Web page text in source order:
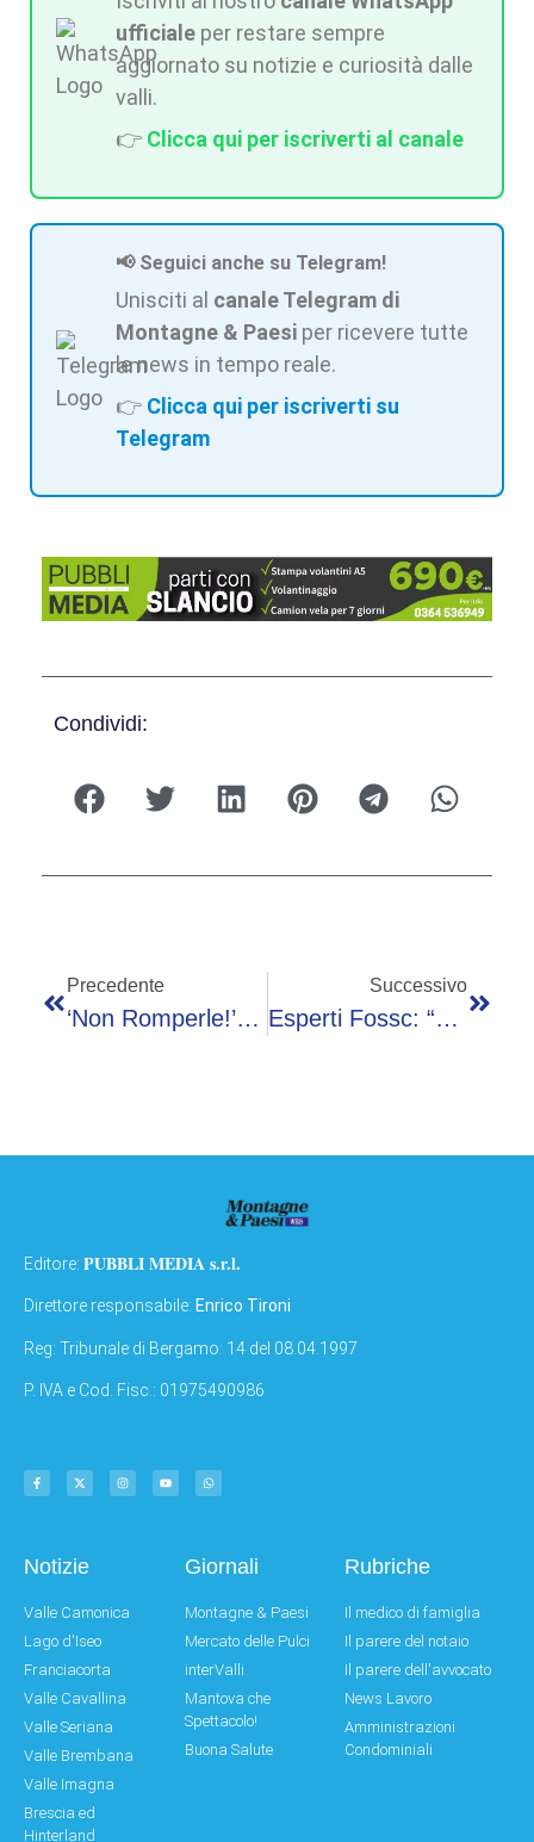
ufficiale per restare sempre
aggiornato su notizie e curiosità dalle
valli.
👉 Clicca qui per iscriverti al canale
📢 Seguici anche su Telegram!
Unisciti al canale Telegram di
Montagne & Paesi per ricevere tutte
le news in tempo reale.
👉 Clicca qui per iscriverti su
Telegram
Condividi:
Precedente
‘Non Romperle!’, Parte Il Tour Nelle Piazze Italiane Per Il Benessere Di Ossa E Muscoli
Successivo
Esperti Fossc: “Ai Può Ridurre Del 25% I Costi E Del 40% I Tempi Sviluppo Di Un Farmaco”
Editore: PUBBLI MEDIA s.r.l.
Direttore responsabile: Enrico Tironi
Reg: Tribunale di Bergamo: 14 del 08.04.1997
P. IVA e Cod. Fisc.: 01975490986
Notizie
Valle Camonica
Lago d'Iseo
Franciacorta
Valle Cavallina
Valle Seriana
Valle Brembana
Valle Imagna
Brescia ed
Hinterland
Giornali
Montagne & Paesi
Mercato delle Pulci
interValli
Mantova che
Spettacolo!
Buona Salute
Rubriche
Il medico di famiglia
Il parere del notaio
Il parere dell'avvocato
News Lavoro
Amministrazioni
Condominiali